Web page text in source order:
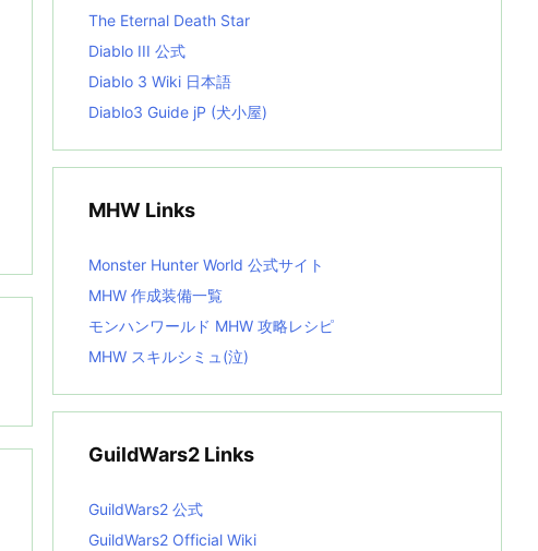
The Eternal Death Star
Diablo III 公式
Diablo 3 Wiki 日本語
Diablo3 Guide jP (犬小屋)
MHW Links
Monster Hunter World 公式サイト
MHW 作成装備一覧
モンハンワールド MHW 攻略レシピ
MHW スキルシミュ(泣)
GuildWars2 Links
GuildWars2 公式
GuildWars2 Official Wiki